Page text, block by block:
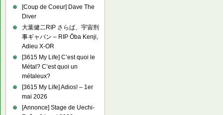
[Coup de Coeur] Dave The
Diver
大葉健二RIP さらば、宇宙刑
事ギャバン – RIP Ōba Kenji,
Adieu X-OR
[3615 My Life] C’est quoi le
Métal? C’est quoi un
métaleux?
[3615 My Life] Adios! – 1er
mai 2026
[Annonce] Stage de Uechi-